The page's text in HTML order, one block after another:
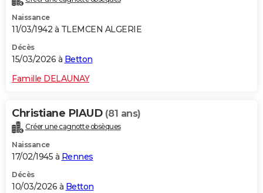
Naissance
11/03/1942 à TLEMCEN ALGERIE
Décès
15/03/2026 à Betton
Famille DELAUNAY
Christiane PIAUD (81 ans)
Créer une cagnotte obsèques
Naissance
17/02/1945 à Rennes
Décès
10/03/2026 à Betton